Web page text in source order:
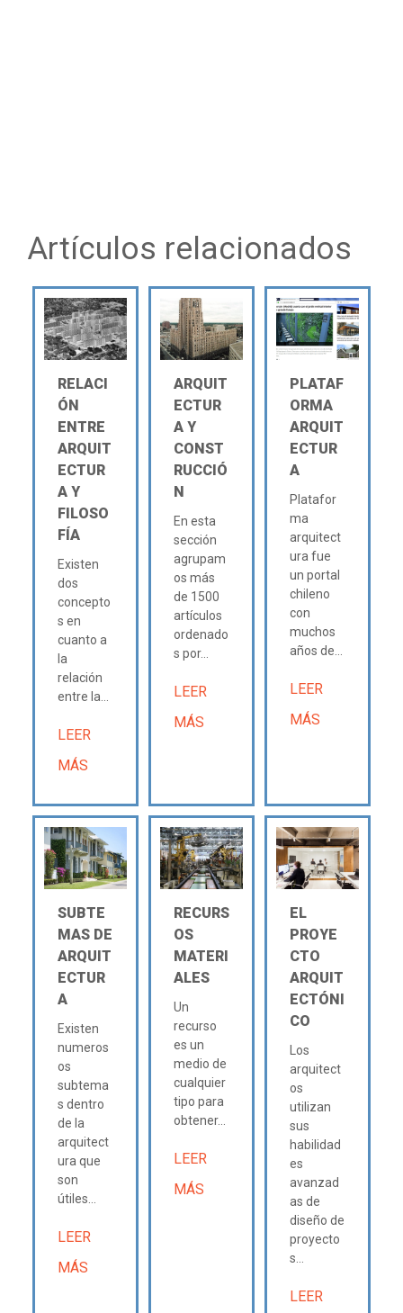
Artículos relacionados
RELACI
ÓN
ENTRE
ARQUIT
ECTUR
A Y
FILOSO
FÍA
Existen
dos
concepto
s en
cuanto a
la
relación
entre la...
LEER
MÁS
ARQUIT
ECTUR
A Y
CONST
RUCCIÓ
N
En esta
sección
agrupam
os más
de 1500
artículos
ordenado
s por...
LEER
MÁS
PLATAF
ORMA
ARQUIT
ECTUR
A
Platafor
ma
arquitect
ura fue
un portal
chileno
con
muchos
años de...
LEER
MÁS
SUBTE
MAS DE
ARQUIT
ECTUR
A
Existen
numeros
os
subtema
s dentro
de la
arquitect
ura que
son
útiles...
LEER
MÁS
RECURS
OS
MATERI
ALES
Un
recurso
es un
medio de
cualquier
tipo para
obtener...
LEER
MÁS
EL
PROYE
CTO
ARQUIT
ECTÓNI
CO
Los
arquitect
os
utilizan
sus
habilidad
es
avanzad
as de
diseño de
proyecto
s...
LEER